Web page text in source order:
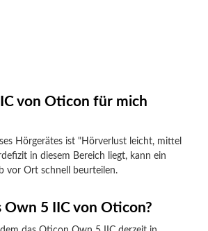
von Oticon für mich
Hörgerätes ist "Hörverlust leicht, mittel
in diesem Bereich liegt, kann ein
vor Ort schnell beurteilen.
Own 5 IIC von Oticon?